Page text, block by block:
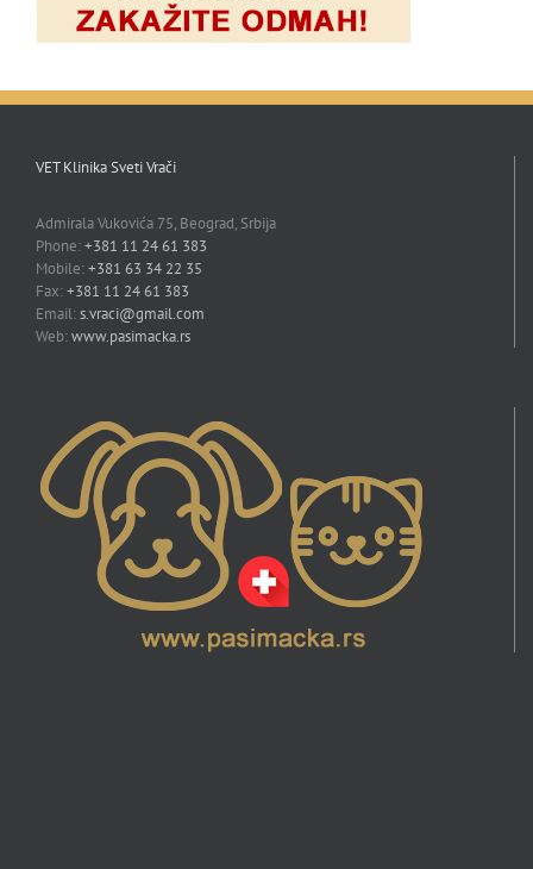
VET Klinika Sveti Vrači
Admirala Vukovića 75, Beograd, Srbija
Phone:+381 11 24 61 383
Mobile:+381 63 34 22 35
Fax:+381 11 24 61 383
Email:s.vraci@gmail.com
Web:www.pasimacka.rs